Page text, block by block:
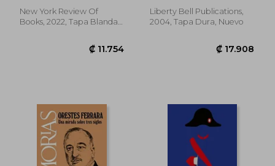
Gracq, Julien
New York Review Of
Books, 2022, Tapa Blanda,
Liberty Bell Publications,
2004, Tapa Dura, Nuevo